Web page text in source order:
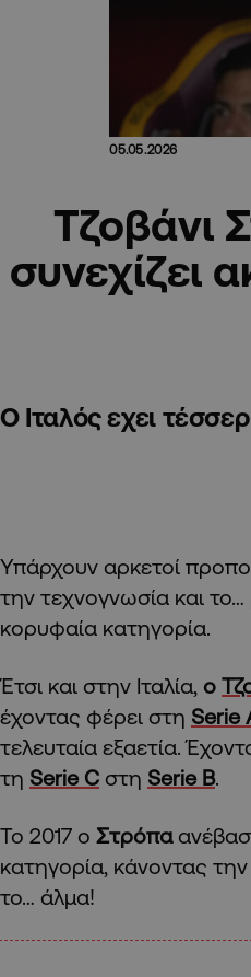
05.05.2026
Τζοβάνι
συνεχίζει
O Ιταλός εχει
Υπάρχουν αρκετοί
την τεχνογνωσία και
κορυφαία κατηγορία.
Έτσι και στην Ιταλία, ο
έχοντας φέρει στη Serie
τελευταία εξαετία.
τη Serie C στη Serie B.
Το 2017 ο Στρόπα
κατηγορία, κάνοντας
το… άλμα!